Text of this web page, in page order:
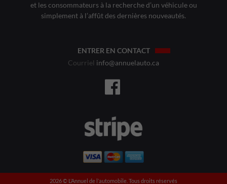
et les consommateurs à la recherche d’un véhicule ou
simplement à l’affût des dernières nouveautés.
ENTRER EN CONTACT
Courriel info@annuelauto.ca
2026 ©️ L’Annuel de l’automobile. Tous droits réservés